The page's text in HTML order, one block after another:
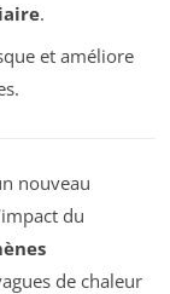
.
et améliore
nouveau
du
de chaleur